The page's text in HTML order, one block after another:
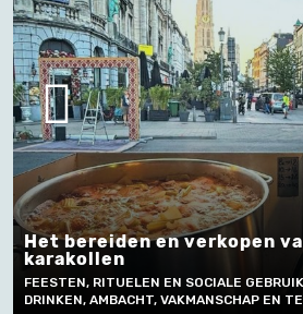
en verkopen van
RITUELEN EN SOCIALE GEBRUIKEN, ETEN EN
VAKMANSCHAP EN TECHNIEK